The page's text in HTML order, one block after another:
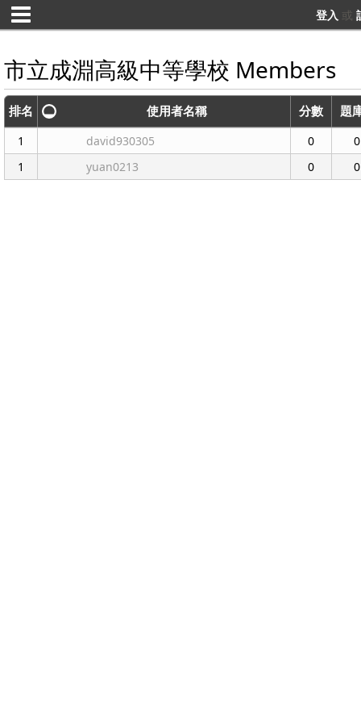
登入 或
市立成淵高級中等學校 Members
排名 使用者名稱 分數 題
1 david930305 0
0
1
yuan0213 0 0